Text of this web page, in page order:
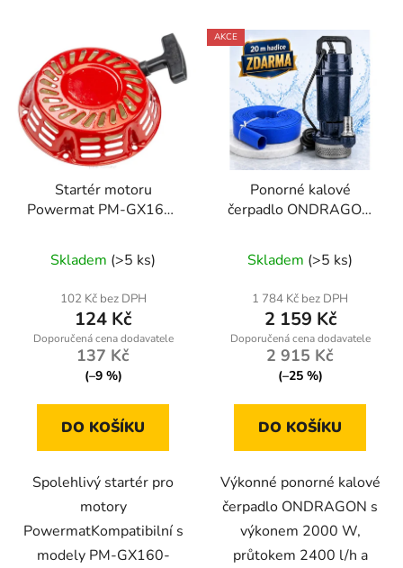
Startér motoru
Powermat PM-GX160-
Skladem (>5 ks)
102 Kč bez DPH
124 Kč
137 Kč
(–9 %)
DO KOŠÍKU
Spolehlivý startér pro
motory
PowermatKompatibilní s
modely PM-GX160-
AKCE
Ponorné kalové
čerpadlo ONDRAGON
m hadice
hodnocení
produktu
je
5,0
z
hvězdiček.
Skladem (>5 ks)
1 784 Kč bez DPH
2 159 Kč
2 915 Kč
(–25 %)
DO KOŠÍKU
Výkonné ponorné kalové
čerpadlo ONDRAGON s
výkonem 2000 W,
průtokem 2400 l/h a